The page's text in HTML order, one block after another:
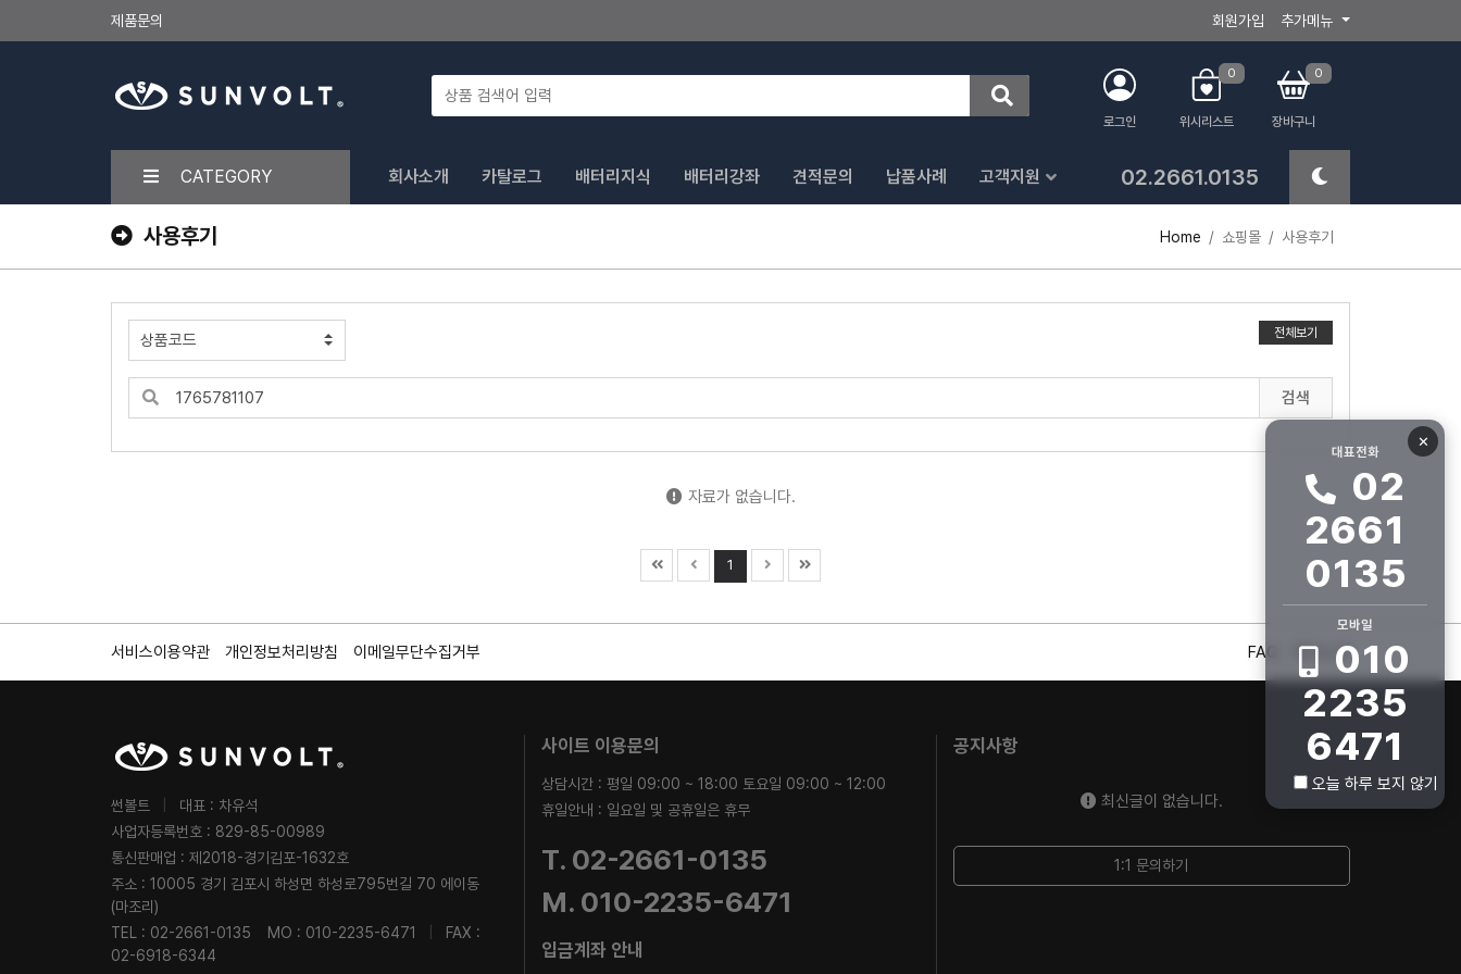
제품문의 회원가입 추가메뉴
로그인
0
위시리스트
0
장바구니
CATEGORY 회사소개 카탈로그 배터리지식 배터리강좌 견적문의 납품사례 고객지원 02.2661.0135
사용후기 Home 쇼핑몰 사용후기
전체보기
검색
자료가 없습니다.
1
서비스이용약관 개인정보처리방침 이메일무단수집거부 FAQ 회사소개
썬볼트
대표 : 차유석
사업자등록번호 : 829-85-00989
통신판매업 : 제2018-경기김포-1632호
주소 : 10005 경기 김포시 하성면 하성로795번길 70 에이동
(마조리)
TEL : 02-2661-0135
MO : 010-2235-6471
FAX :
02-6918-6344
사이트 이용문의
상담시간 : 평일 09:00 ~ 18:00 토요일 09:00 ~ 12:00
휴일안내 : 일요일 및 공휴일은 휴무
T. 02-2661-0135
M. 010-2235-6471
입금계좌 안내
공지사항
최신글이 없습니다.
1:1 문의하기
✕
대표전화
02
2661
0135
모바일
010
2235
6471
오늘 하루 보지 않기